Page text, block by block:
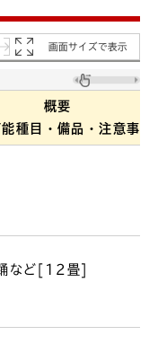
画面サイズで表示
概要
能種目・備品・注意事項
など[12畳]